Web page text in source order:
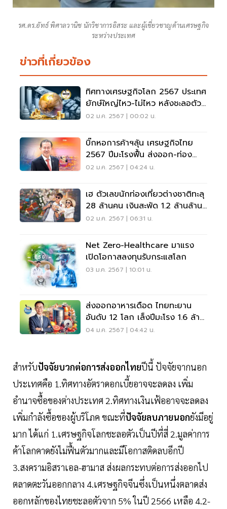
รศ.ดร.อัทธ์ พิศาลวานิช นักวิชาการอิสระ และผู้เชี่ยวชาญด้านเศรษฐกิจ
ระหว่างประเทศ
ข่าวที่เกี่ยวข้อง
ทิศทางเศรษฐกิจโลก 2567 ประเทศ
ยักษ์ใหญ่ไหว-ไม่ไหว หลังชะลอตัว
รุนแรง
02 ม.ค. 2567 | 00:02 น.
บิ๊กหอการค้าฯลุ้น เศรษฐกิจไทย
2567 ปีมะโรงฟื้น ส่งออก-ท่อง
เที่ยวโงหัว
02 ม.ค. 2567 | 04:24 น.
เฮ ตัวเลขนักท่องเที่ยวต่างชาติทะลุ
28 ล้านคน เงินสะพัด 1.2 ล้านล้าน
บาท
02 ม.ค. 2567 | 06:31 น.
Net Zero-Healthcare มาแรง
เปิดโอกาสลงทุนรับกระแสโลก
03 ม.ค. 2567 | 10:01 น.
ส่งออกอาหารเดือด ไทยทะยาน
อันดับ 12 โลก เล็งปีมะโรง 1.6 ล้าน
ล้าน
04 ม.ค. 2567 | 04:42 น.
สำหรับปัจจัยบวกต่อการส่งออกไทยปีนี้ ปัจจัยจากนอก
ประเทศคือ 1.ทิศทางอัตราดอกเบี้ยอาจจะลดลง เพิ่ม
อำนาจซื้อของต่างประเทศ 2.ทิศทางเงินเฟ้ออาจจะลดลง
เพิ่มกำลังซื้อของผู้บริโภค ขณะที่ปัจจัยลบภายนอกยังมีอยู่
มาก ได้แก่ 1.เศรษฐกิจโลกชะลอตัวเป็นปีที่สี่ 2.มูลค่าการ
ค้าโลกคาดยังไม่ฟื้นตัวมากและมีโอกาสติดลบอีกปี
3.สงครามอิสราเอล-ฮามาส ส่งผลกระทบต่อการส่งออกไป
ตลาดตะวันออกกลาง 4.เศรษฐกิจจีนซึ่งเป็นหนึ่งตลาดส่ง
ออกหลักของไทยชะลอตัวจาก 5% ในปี 2566 เหลือ 4.2-